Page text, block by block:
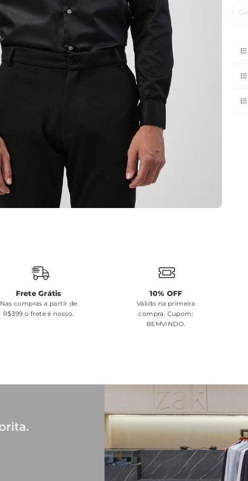
Frete Grátis
Nas compras a partir de
R$399 o frete é nosso.
10% OFF
Válido na primeira
compra. Cupom:
BEMVINDO.